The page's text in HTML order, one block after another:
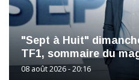
"Sept à Huit"
TF1, sommaire du
08 août 2026 - 20:16